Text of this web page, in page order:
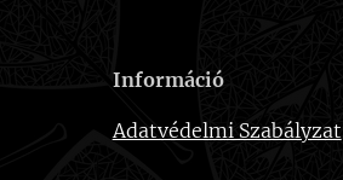
Információ
Adatvédelmi Szabályzat